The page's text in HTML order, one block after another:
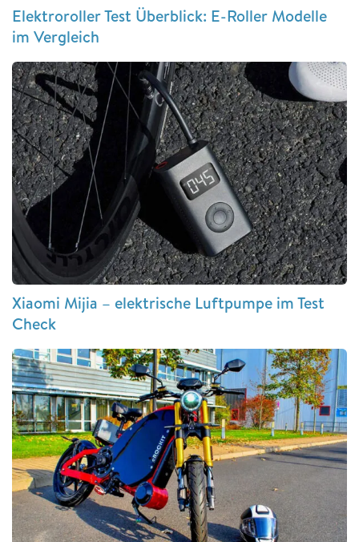
Elektroroller Test Überblick: E-Roller Modelle
im Vergleich
Xiaomi Mijia – elektrische Luftpumpe im Test
Check